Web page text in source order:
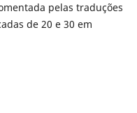
pelas traduções
de 20 e 30 em